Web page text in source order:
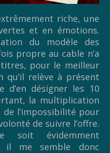
riche, une
et en émotions.
du modèle des
propre au cable n’a
pour le meilleur
relève à présent
d’en désigner les 10
la multiplication
de l’impossibilité pour
de suivre l’offre.
soit évidemment
il me semble donc